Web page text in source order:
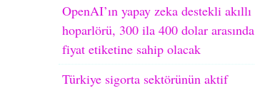
OpenAI’ın yapay zeka destekli akıllı
hoparlörü, 300 ila 400 dolar arasında
fiyat etiketine sahip olacak
Türkiye sigorta sektörünün aktif